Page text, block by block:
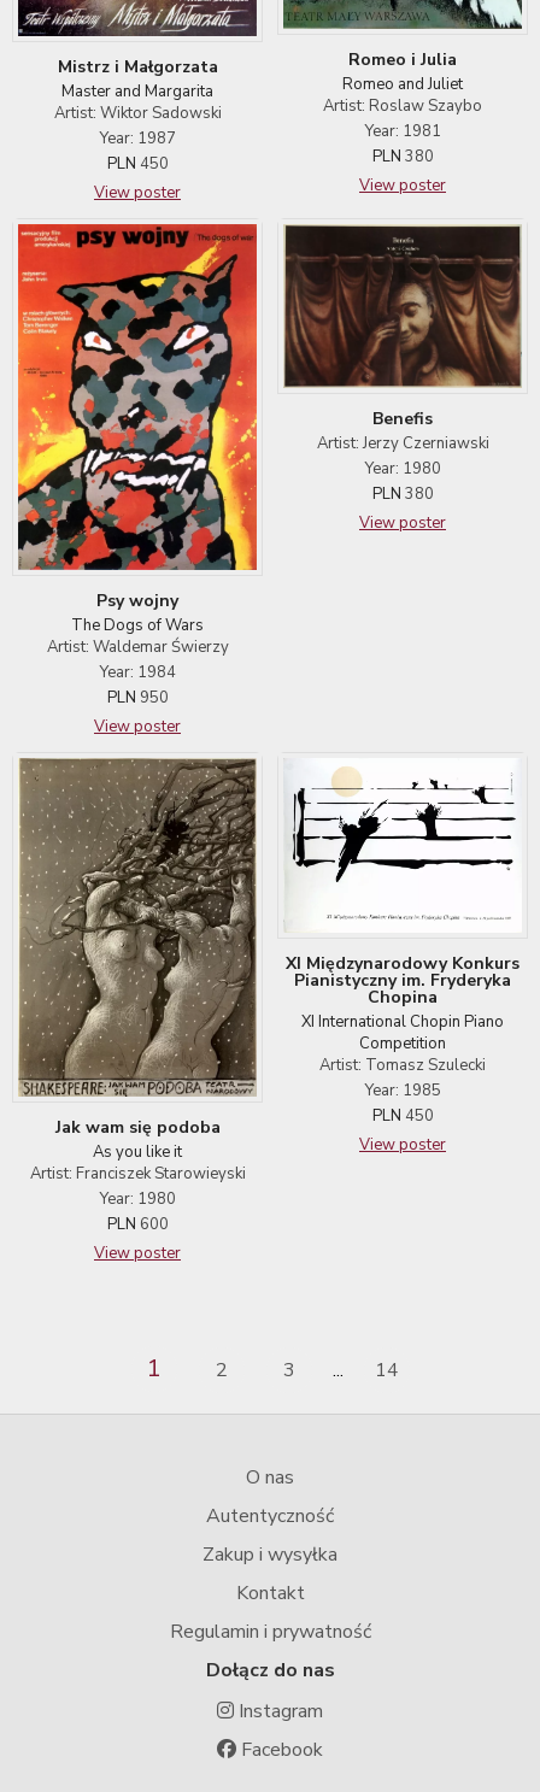
Mistrz i Małgorzata
Master and Margarita
Artist: Wiktor Sadowski
Year: 1987
PLN 450
View poster
Romeo i Julia
Romeo and Juliet
Artist: Roslaw Szaybo
Year: 1981
PLN 380
View poster
Psy wojny
The Dogs of Wars
Artist: Waldemar Świerzy
Year: 1984
PLN 950
View poster
Benefis
Artist: Jerzy Czerniawski
Year: 1980
PLN 380
View poster
Jak wam się podoba
As you like it
Artist: Franciszek Starowieyski
Year: 1980
PLN 600
View poster
XI Międzynarodowy Konkurs
Pianistyczny im. Fryderyka
Chopina
XI International Chopin Piano
Competition
Artist: Tomasz Szulecki
Year: 1985
PLN 450
View poster
1 2 3 ... 14
O nas
Autentyczność
Zakup i wysyłka
Kontakt
Regulamin i prywatność
Dołącz do nas
Instagram
Facebook